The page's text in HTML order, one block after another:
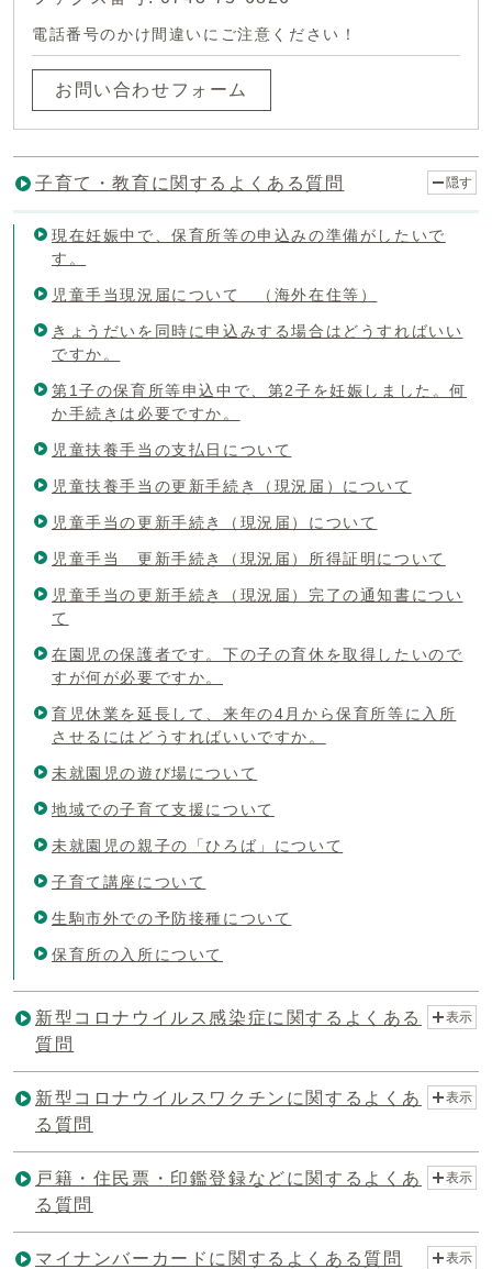
電話番号のかけ間違いにご注意ください！
お問い合わせフォーム
子育て・教育に関するよくある質問 隠す
現在妊娠中で、保育所等の申込みの準備がしたいで
す。
児童手当現況届について （海外在住等）
きょうだいを同時に申込みする場合はどうすればいい
ですか。
第1子の保育所等申込中で、第2子を妊娠しました。何
か手続きは必要ですか。
児童扶養手当の支払日について
児童扶養手当の更新手続き（現況届）について
児童手当の更新手続き（現況届）について
児童手当 更新手続き（現況届）所得証明について
児童手当の更新手続き（現況届）完了の通知書につい
て
在園児の保護者です。下の子の育休を取得したいので
すが何が必要ですか。
育児休業を延長して、来年の4月から保育所等に入所
させるにはどうすればいいですか。
未就園児の遊び場について
地域での子育て支援について
未就園児の親子の「ひろば」について
子育て講座について
生駒市外での予防接種について
保育所の入所について
新型コロナウイルス感染症に関するよくある
質問
表示
新型コロナウイルスワクチンに関するよくあ
る質問
表示
戸籍・住民票・印鑑登録などに関するよくあ
る質問
表示
マイナンバーカードに関するよくある質問 表示